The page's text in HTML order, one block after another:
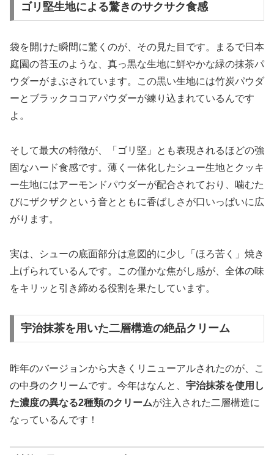
ゴリ堅生地による驚きのサクサク食感
袋を開けた瞬間に驚くのが、その見た目です。まるで日本
庭園の苔玉のような、真っ黒な生地に鮮やかな緑の抹茶パ
ウダーがまぶされています。この黒い生地には竹炭パウダ
ーとブラックココアパウダーが練り込まれているんです
よ。
そして最大の特徴が、
「ゴリ堅」とも表現されるほどの強
固なハード食感です。薄く一体化したシュー生地とクッキ
ー生地にはアーモンドパウダーが配合されており、噛むた
びにザクザクという音とともに香ばしさが口いっぱいに広
がります。
実は、シューの底面部分は意図的に少し「ほろ苦く」焼き
上げられているんです。この僅かな焦がし感が、全体の味
をキリッと引き締める役割を果たしています。
宇治抹茶を用いた二層構造の絶品クリーム
昨年のバージョンから大きくリニューアルされたのが、こ
の中身のクリームです。今年はなんと、 宇治抹茶を使用し
た濃度の異なる2種類のクリームが注入された二層構造に
なっているんです！